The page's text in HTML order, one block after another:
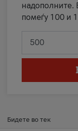
надополните.
помеѓу 100 и
Бидете во тек